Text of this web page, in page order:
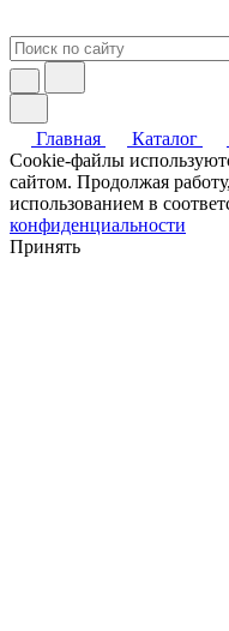
Главная Каталог
Cookie-файлы
сайтом. Продолжая
использованием в
конфиденциальности
Принять